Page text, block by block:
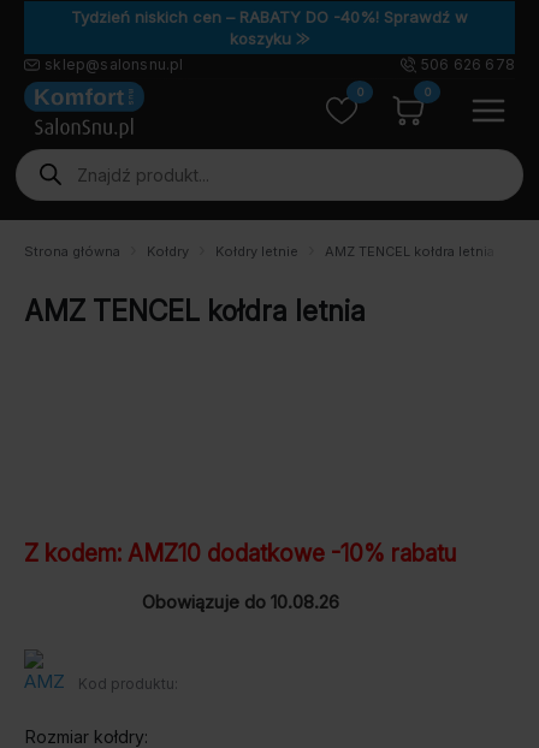
Tydzień niskich cen – RABATY DO -40%! Sprawdź w
koszyku ⨠
sklep@salonsnu.pl 506 626 678
Wyszukiwarka
produktów
0 0
Strona główna Kołdry Kołdry letnie AMZ TENCEL kołdra letnia
AMZ TENCEL kołdra letnia
Z kodem: AMZ10 dodatkowe -10% rabatu
Obowiązuje do 10.08.26
Kod produktu:
Rozmiar kołdry